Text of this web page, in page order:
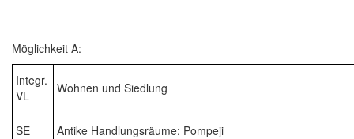
Möglichkeit A:
Integr.
VL
Wohnen und Siedlung
SE
Antike Handlungsräume: Pompeji